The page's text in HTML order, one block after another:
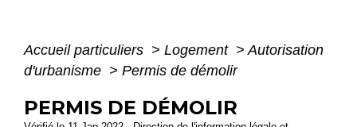
Accueil particuliers > Logement > Autorisation
d'urbanisme > Permis de démolir
PERMIS DE DÉMOLIR